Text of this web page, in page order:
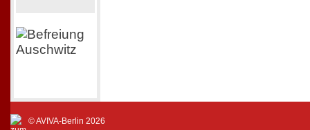
© AVIVA-Berlin 2026